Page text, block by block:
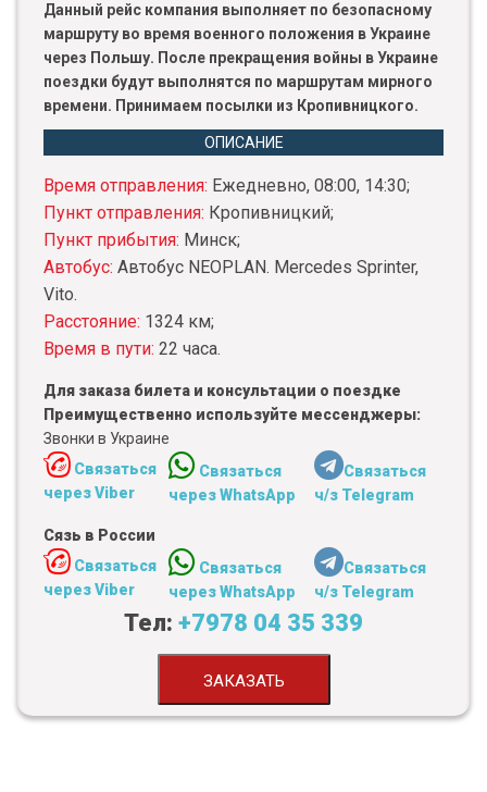
Данный рейс компания выполняет по безопасному
маршруту во время военного положения в Украине
через Польшу. После прекращения войны в Украине
поездки будут выполнятся по маршрутам мирного
времени. Принимаем посылки из Кропивницкого.
ОПИСАНИЕ
Время отправления: Ежедневно, 08:00, 14:30;
Пункт отправления: Кропивницкий;
Пункт прибытия: Минск;
Автобус: Автобус NEOPLAN. Mercedes Sprinter,
Vito.
Расстояние: 1324 км;
Время в пути: 22 часа.
Для заказа билета и консультации о поездке
Преимущественно используйте мессенджеры:
Звонки в Украине
Связаться
через Viber
Связаться
через WhatsApp
Связаться
ч/з Telegram
Сязь в России
Связаться
через Viber
Связаться
через WhatsApp
Связаться
ч/з Telegram
Тел: +7978 04 35 339
ЗАКАЗАТЬ